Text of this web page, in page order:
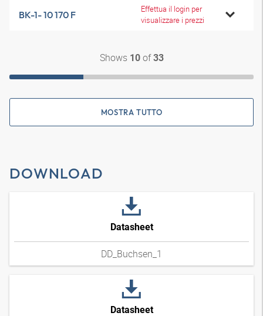
BK-1- 10 170 F
Effettua il login per
visualizzare i prezzi
Shows 10of33
MOSTRA TUTTO
DOWNLOAD
Datasheet
DD_Buchsen_1
Datasheet